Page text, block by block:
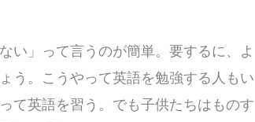
い」って言うのが簡単。要するに、よ
う。こうやって英語を勉強する人もい
て英語を習う。でも子供たちはものす